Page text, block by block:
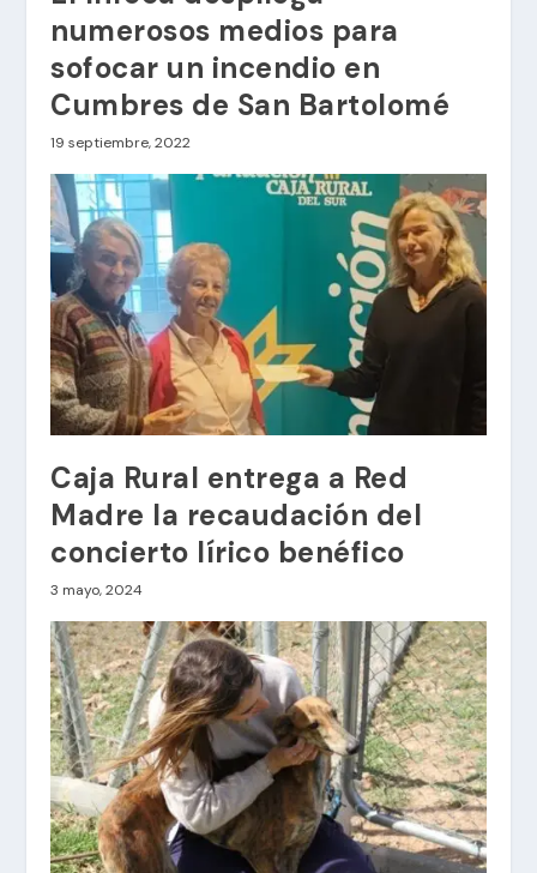
numerosos medios para
sofocar un incendio en
Cumbres de San Bartolomé
19 septiembre, 2022
Caja Rural entrega a Red
Madre la recaudación del
concierto lírico benéfico
3 mayo, 2024